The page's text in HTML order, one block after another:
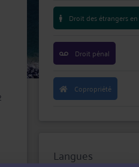
Droit des étrangers
Droit pénal
Copropriété
Langues